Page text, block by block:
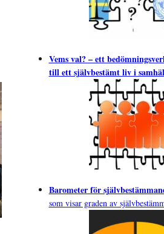
Vems val? – ett
till ett självbestämt liv i
Barometer för
som visar graden av